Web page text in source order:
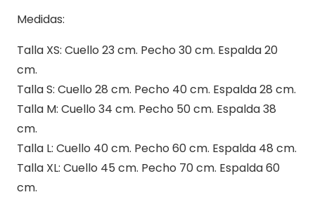
Medidas:
Talla XS: Cuello 23 cm. Pecho 30 cm. Espalda 20
cm.
Talla S: Cuello 28 cm. Pecho 40 cm. Espalda 28 cm.
Talla M: Cuello 34 cm. Pecho 50 cm. Espalda 38
cm.
Talla L: Cuello 40 cm. Pecho 60 cm. Espalda 48 cm.
Talla XL: Cuello 45 cm. Pecho 70 cm. Espalda 60
cm.